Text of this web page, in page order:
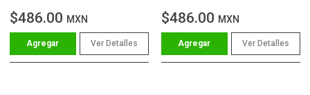
$486.00 MXN
Ver Detalles
$486.00 MXN
Ver Detalles